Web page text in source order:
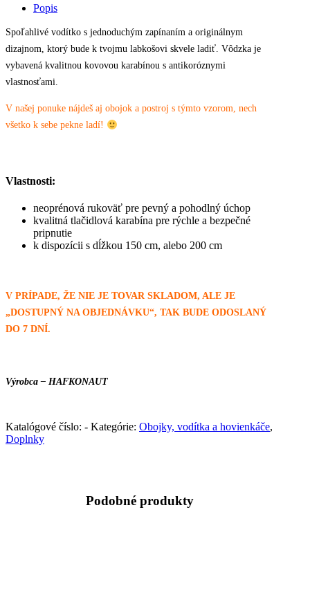
Popis
Spoľahlivé vodítko s jednoduchým zapínaním a originálnym
dizajnom, ktorý bude k tvojmu labkošovi skvele ladiť. Vôdzka je
vybavená kvalitnou kovovou karabínou s antikoróznymi
vlastnosťami.
V našej ponuke nájdeš aj obojok a postroj s týmto vzorom, nech
všetko k sebe pekne ladí!
Vlastnosti:
neoprénová rukoväť pre pevný a pohodlný úchop
kvalitná tlačidlová karabína pre rýchle a bezpečné
pripnutie
k dispozícii s dĺžkou 150 cm, alebo 200 cm
V PRÍPADE, ŽE NIE JE TOVAR SKLADOM, ALE JE
„DOSTUPNÝ NA OBJEDNÁVKU“, TAK BUDE ODOSLANÝ
DO 7 DNÍ.
Výrobca – HAFKONAUT
Katalógové číslo: - Kategórie: Obojky, vodítka a hovienkáče,
Doplnky
Podobné produkty